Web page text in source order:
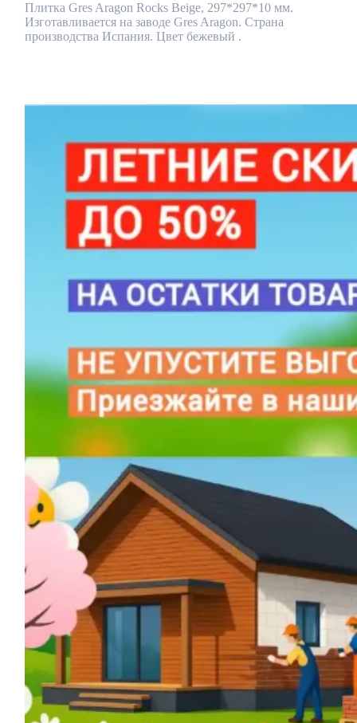
Плитка Gres Aragon Rocks Beige, 297*297*10 мм.
Изготавливается на заводе Gres Aragon. Страна
производства Испания. Цвет бежевый .